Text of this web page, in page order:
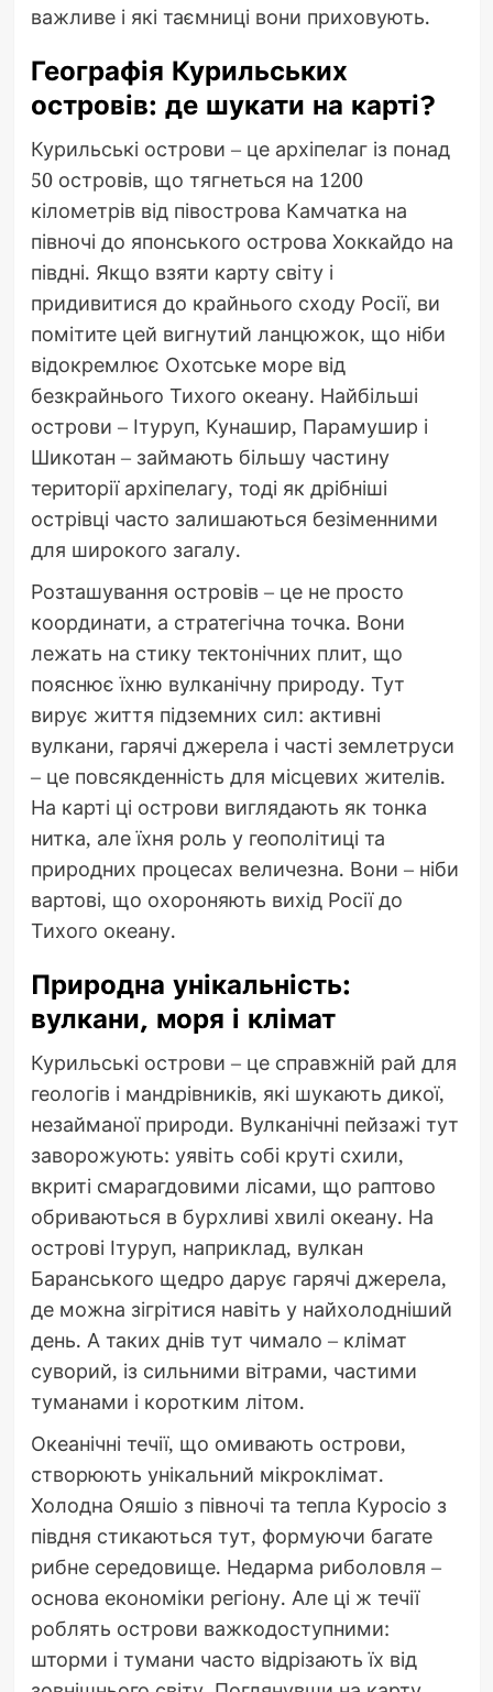
важливе і які таємниці вони приховують.
Географія Курильських
островів: де шукати на карті?
Курильські острови – це архіпелаг із понад
50 островів, що тягнеться на 1200
кілометрів від півострова Камчатка на
півночі до японського острова Хоккайдо на
півдні. Якщо взяти карту світу і
придивитися до крайнього сходу Росії, ви
помітите цей вигнутий ланцюжок, що ніби
відокремлює Охотське море від
безкрайнього Тихого океану. Найбільші
острови – Ітуруп, Кунашир, Парамушир і
Шикотан – займають більшу частину
території архіпелагу, тоді як дрібніші
острівці часто залишаються безіменними
для широкого загалу.
Розташування островів – це не просто
координати, а стратегічна точка. Вони
лежать на стику тектонічних плит, що
пояснює їхню вулканічну природу. Тут
вирує життя підземних сил: активні
вулкани, гарячі джерела і часті землетруси
– це повсякденність для місцевих жителів.
На карті ці острови виглядають як тонка
нитка, але їхня роль у геополітиці та
природних процесах величезна. Вони – ніби
вартові, що охороняють вихід Росії до
Тихого океану.
Природна унікальність:
вулкани, моря і клімат
Курильські острови – це справжній рай для
геологів і мандрівників, які шукають дикої,
незайманої природи. Вулканічні пейзажі тут
заворожують: уявіть собі круті схили,
вкриті смарагдовими лісами, що раптово
обриваються в бурхливі хвилі океану. На
острові Ітуруп, наприклад, вулкан
Баранського щедро дарує гарячі джерела,
де можна зігрітися навіть у найхолодніший
день. А таких днів тут чимало – клімат
суворий, із сильними вітрами, частими
туманами і коротким літом.
Океанічні течії, що омивають острови,
створюють унікальний мікроклімат.
Холодна Ояшіо з півночі та тепла Куросіо з
півдня стикаються тут, формуючи багате
рибне середовище. Недарма риболовля –
основа економіки регіону. Але ці ж течії
роблять острови важкодоступними:
шторми і тумани часто відрізають їх від